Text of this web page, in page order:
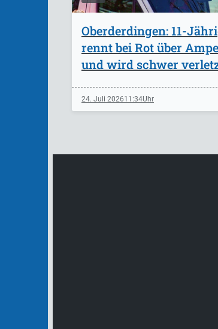
Oberderdingen: 11-
rennt bei Rot über
und wird schwer
24. Juli 202611:34